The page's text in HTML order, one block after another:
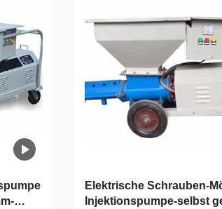
Elektrische Schrauben-
Injektionspumpe-selbst